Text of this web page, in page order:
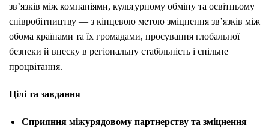
зв’язків між компаніями, культурному обміну та освітньому
співробітництву — з кінцевою метою зміцнення зв’язків між
обома країнами та їх громадами, просування глобальної
безпеки й внеску в регіональну стабільність і спільне
процвітання.
Цілі та завдання
Сприяння міжурядовому партнерству та зміцнення